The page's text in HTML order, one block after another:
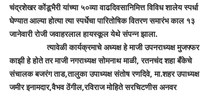
चंद्रशेखर कोंडूभैरी यांच्या ५०व्या वाढदिवसानिमित्त विविध शालेय स्पर्धा
घेण्यात आल्या होत्या त्या स्पर्धेचा पारितोषिक वितरण समारंभ काल १३
जानेवारी रोजी जवाहरलाल हायस्कूल येथे संपन्न झाला.
त्यावेळी कार्यक्रमाचे अध्यक्ष हे माजी उपनराध्यक्ष मुजफ्फर
काझी हे होते तर माजी नगराध्यक्ष सोमनाथ माळी, रतनचंद शहा बँकेचे
संचालक बजरंग ताड,तालुका उपाध्यक्ष संतोष रणदिवे, मा.शहर उपाध्यक्ष
जमीर इनामदार,वैभव ठेंगील,रविराज मोहिते सरचिटणीस अनवर